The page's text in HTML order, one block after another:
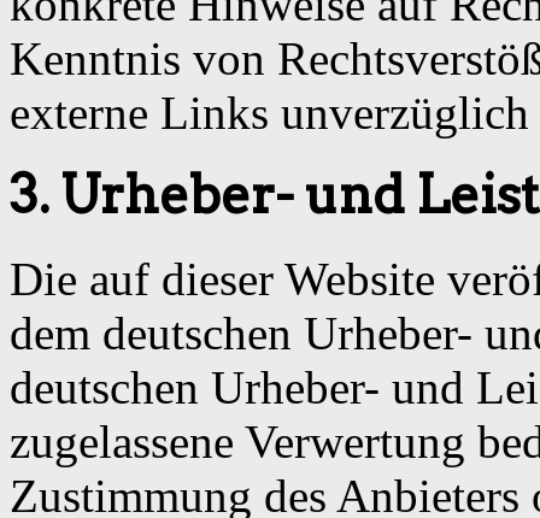
Kenntnis von
externe Links unverzüglich
3. Urheber- und
Die auf dieser Website
dem deutschen Urheber-
deutschen Urheber- und
zugelassene Verwertung
Zustimmung des